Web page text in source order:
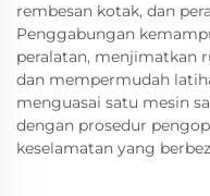
rembesan kotak, dan
Penggabungan
peralatan, menjimatkan
dan mempermudah
menguasai satu mesin
dengan prosedur
keselamatan yang